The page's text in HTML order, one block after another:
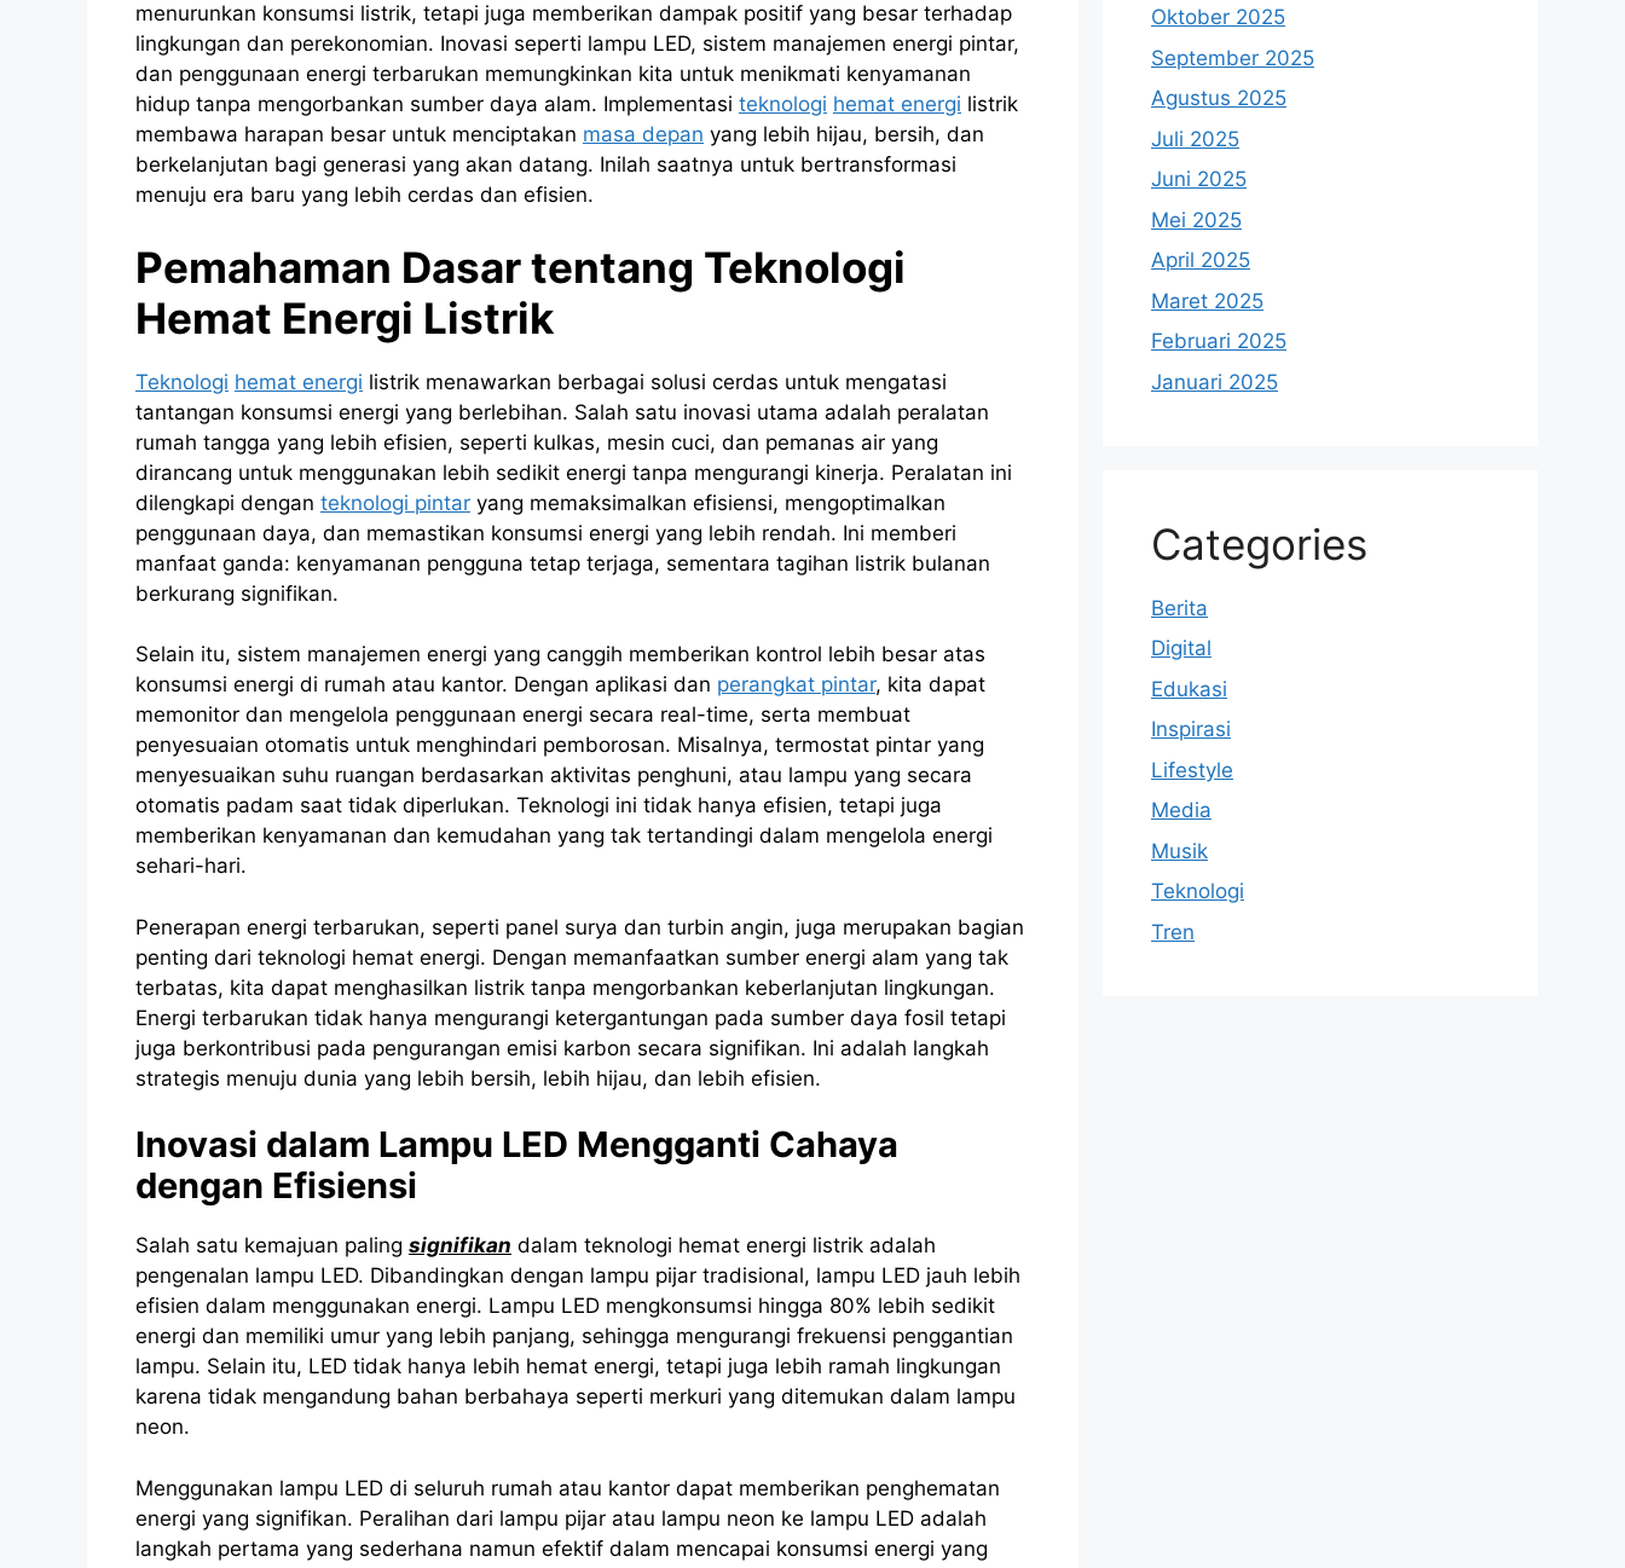
menurunkan konsumsi listrik, tetapi juga memberikan dampak positif yang besar terhadap
lingkungan dan perekonomian. Inovasi seperti lampu LED, sistem manajemen energi pintar,
dan penggunaan energi terbarukan memungkinkan kita untuk menikmati kenyamanan
hidup tanpa mengorbankan sumber daya alam. Implementasi teknologi hemat energi listrik
membawa harapan besar untuk menciptakan masa depan yang lebih hijau, bersih, dan
berkelanjutan bagi generasi yang akan datang. Inilah saatnya untuk bertransformasi
menuju era baru yang lebih cerdas dan efisien.
Pemahaman Dasar tentang Teknologi
Hemat Energi Listrik
Teknologi hemat energi listrik menawarkan berbagai solusi cerdas untuk mengatasi
tantangan konsumsi energi yang berlebihan. Salah satu inovasi utama adalah peralatan
rumah tangga yang lebih efisien, seperti kulkas, mesin cuci, dan pemanas air yang
dirancang untuk menggunakan lebih sedikit energi tanpa mengurangi kinerja. Peralatan ini
dilengkapi dengan teknologi pintar yang memaksimalkan efisiensi, mengoptimalkan
penggunaan daya, dan memastikan konsumsi energi yang lebih rendah. Ini memberi
manfaat ganda: kenyamanan pengguna tetap terjaga, sementara tagihan listrik bulanan
berkurang signifikan.
Selain itu, sistem manajemen energi yang canggih memberikan kontrol lebih besar atas
konsumsi energi di rumah atau kantor. Dengan aplikasi dan perangkat pintar, kita dapat
memonitor dan mengelola penggunaan energi secara real-time, serta membuat
penyesuaian otomatis untuk menghindari pemborosan. Misalnya, termostat pintar yang
menyesuaikan suhu ruangan berdasarkan aktivitas penghuni, atau lampu yang secara
otomatis padam saat tidak diperlukan. Teknologi ini tidak hanya efisien, tetapi juga
memberikan kenyamanan dan kemudahan yang tak tertandingi dalam mengelola energi
sehari-hari.
Penerapan energi terbarukan, seperti panel surya dan turbin angin, juga merupakan bagian
penting dari teknologi hemat energi. Dengan memanfaatkan sumber energi alam yang tak
terbatas, kita dapat menghasilkan listrik tanpa mengorbankan keberlanjutan lingkungan.
Energi terbarukan tidak hanya mengurangi ketergantungan pada sumber daya fosil tetapi
juga berkontribusi pada pengurangan emisi karbon secara signifikan. Ini adalah langkah
strategis menuju dunia yang lebih bersih, lebih hijau, dan lebih efisien.
Inovasi dalam Lampu LED Mengganti Cahaya
dengan Efisiensi
Salah satu kemajuan paling signifikan dalam teknologi hemat energi listrik adalah
pengenalan lampu LED. Dibandingkan dengan lampu pijar tradisional, lampu LED jauh lebih
efisien dalam menggunakan energi. Lampu LED mengkonsumsi hingga 80% lebih sedikit
energi dan memiliki umur yang lebih panjang, sehingga mengurangi frekuensi penggantian
lampu. Selain itu, LED tidak hanya lebih hemat energi, tetapi juga lebih ramah lingkungan
karena tidak mengandung bahan berbahaya seperti merkuri yang ditemukan dalam lampu
neon.
Menggunakan lampu LED di seluruh rumah atau kantor dapat memberikan penghematan
energi yang signifikan. Peralihan dari lampu pijar atau lampu neon ke lampu LED adalah
langkah pertama yang sederhana namun efektif dalam mencapai konsumsi energi yang
Oktober 2025
September 2025
Agustus 2025
Juli 2025
Juni 2025
Mei 2025
April 2025
Maret 2025
Februari 2025
Januari 2025
Categories
Berita
Digital
Edukasi
Inspirasi
Lifestyle
Media
Musik
Teknologi
Tren